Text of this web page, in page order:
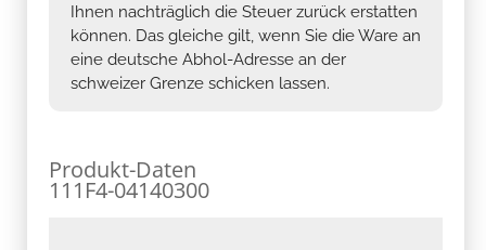
Ihnen nachträglich die Steuer zurück erstatten
können. Das gleiche gilt, wenn Sie die Ware an
eine deutsche Abhol-Adresse an der
schweizer Grenze schicken lassen.
Produkt-Daten
111F4-04140300